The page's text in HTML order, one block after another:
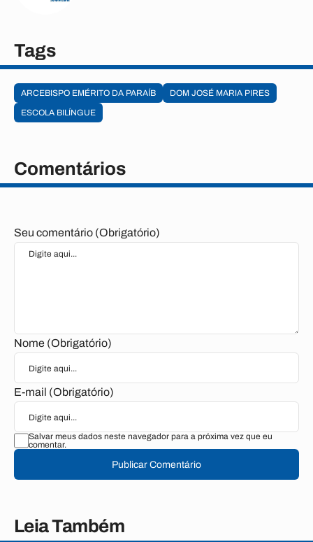
Tags
ARCEBISPO EMÉRITO DA PARAÍB
DOM JOSÉ MARIA PIRES
ESCOLA BILÍNGUE
Comentários
Seu comentário (Obrigatório)
Nome (Obrigatório)
E-mail (Obrigatório)
Salvar meus dados neste navegador para a próxima vez que eu
comentar.
Publicar Comentário
Leia Também